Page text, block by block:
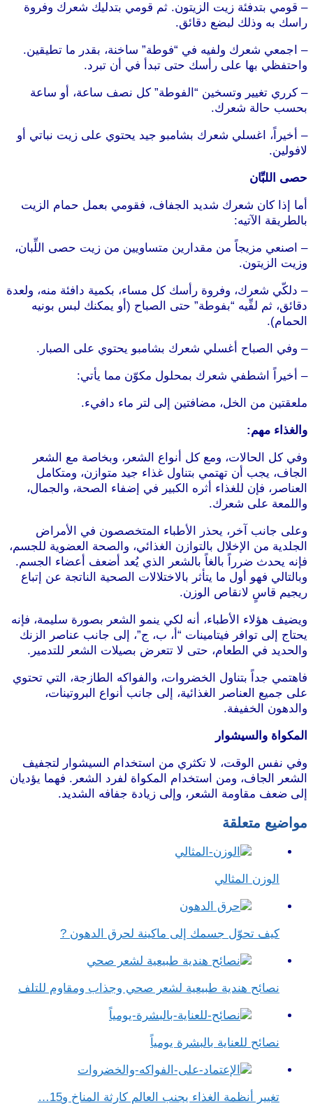
– قومي بتدفئة زيت الزيتون. ثم قومي بتدليك شعرك وفروة
راسك به وذلك لبضع دقائق.
– اجمعي شعرك ولفيه في “فوطة” ساخنة، بقدر ما تطيقين.
واحتفظي بها على رأسك حتى تبدأ في أن تبرد.
– كرري تغيير وتسخين “الفوطة” كل نصف ساعة، أو ساعة
بحسب حالة شعرك.
– أخيراً، اغسلي شعرك بشامبو جيد يحتوي على زيت نباتي أو
لافولين.
حصى اللبِّان
أما إذا كان شعرك شديد الجفاف، فقومي بعمل حمام الزيت
بالطريقة الآتيه:
– اصنعي مزيجاً من مقدارين متساويين من زيت حصى اللِّبان،
وزيت الزيتون.
– دلكّي شعرك، وفروة رأسك كل مساء، بكمية دافئة منه، ولعدة
دقائق، ثم لفِّيه “بفوطة” حتى الصباح (أو يمكنك لبس بونيه
الحمام).
– وفي الصباح أغسلي شعرك بشامبو يحتوي على الصبار.
– أخيراً اشطفي شعرك بمحلول مكوّن مما يأتي:
ملعقتين من الخل، مضافتين إلى لتر ماء دافيء.
والغذاء مهم:
وفي كل الحالات، ومع كل أنواع الشعر، وبخاصة مع الشعر
الجاف، يجب أن تهتمي بتناول غذاء جيد متوازن، ومتكامل
العناصر، فإن للغذاء أثره الكبير في إضفاء الصحة، والجمال،
واللمعة على شعرك.
وعلى جانب آخر، يحذر الأطباء المتخصصون في الأمراض
الجلدية من الإخلال بالتوازن الغذائي، والصحة العضوية للجسم،
فإنه يحدث ضرراً بالغاً بالشعر الذي يُعد أضعف أعضاء الجسم.
وبالتالي فهو أول ما يتأثر بالاختلالات الصحية الناتجة عن إتباع
ريجيم قاسٍ لانقاص الوزن.
ويضيف هؤلاء الأطباء، أنه لكي ينمو الشعر بصورة سليمة، فإنه
يحتاج إلى توافر فيتامينات “أ، ب، ج”، إلى جانب عناصر الزنك
والحديد في الطعام، حتى لا تتعرض بصيلات الشعر للتدمير.
فاهتمي جداً بتناول الخضروات، والفواكه الطازجة، التي تحتوي
على جميع العناصر الغذائية، إلى جانب أنواع البروتينات،
والدهون الخفيفة.
المكواة والسيشوار
وفي نفس الوقت، لا تكثري من استخدام السيشوار لتجفيف
الشعر الجاف، ومن استخدام المكواة لفرد الشعر. فهما يؤديان
إلى ضعف مقاومة الشعر، وإلى زيادة جفافه الشديد.
مواضيع متعلقة
الوزن المثالي
كيف تحوّل جسمك إلى ماكينة لحرق الدهون ?
نصائح هندية طبيعية لشعر صحي وجذاب ومقاوم للتلف
نصائح للعناية بالبشرة يومياً
تغيير أنظمة الغذاء يجنب العالم كارثة المناخ و15…